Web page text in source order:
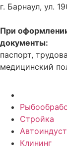
г. Барнаул, ул.
При
документы:
паспорт,
медицинский
Стройка
Клининг